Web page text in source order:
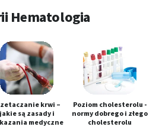
Hematologia
krwi –
są zasady i
medyczne
Poziom cholesterolu -
normy dobrego i złego
cholesterolu